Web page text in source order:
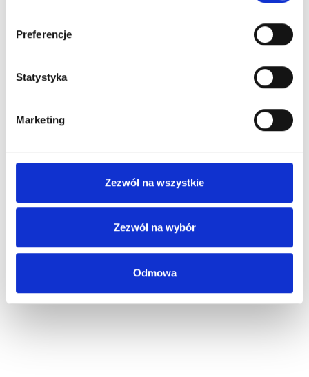
Preferencje
Statystyka
Marketing
Zezwól na wszystkie
Zezwól na wybór
Odmowa